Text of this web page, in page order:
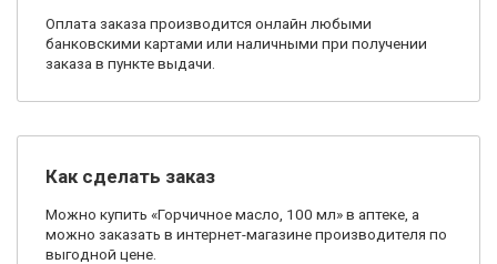
Оплата заказа производится онлайн любыми
банковскими картами или наличными при получении
заказа в пункте выдачи.
Как сделать заказ
Можно купить «Горчичное масло, 100 мл» в аптеке, а
можно заказать в интернет-магазине производителя по
выгодной цене.